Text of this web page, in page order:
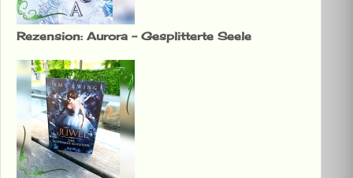
Rezension: Aurora – Gesplitterte Seele